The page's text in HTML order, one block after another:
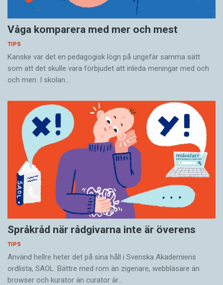
Våga komparera med mer och mest
TIPS
Kanske var det en pedagogisk lögn på ungefär samma sätt
som att det skulle vara förbjudet att inleda meningar med och
och men. I skolan…
Språkråd när rådgivarna inte är överens
TIPS
Använd hellre heter det på sina håll i Svenska Akade­miens
ordlista, SAOL. Bättre med rom än zigenare, webbläsare än
browser och kurator än curator är…